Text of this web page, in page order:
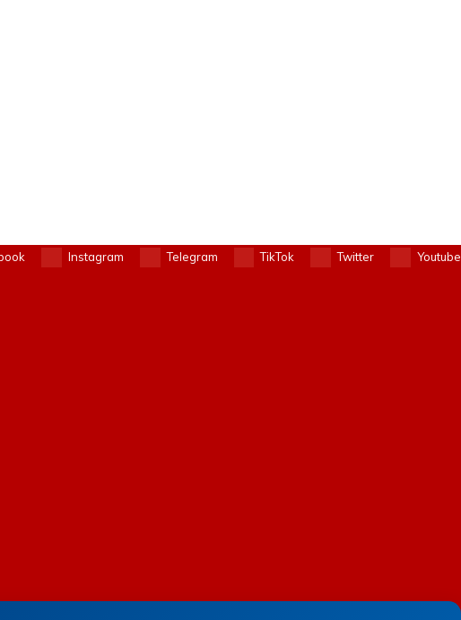
Instagram Telegram TikTok Twitter Youtube